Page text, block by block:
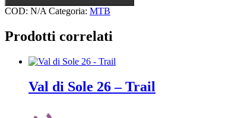
COD: N/A Categoria: MTB
Prodotti correlati
Val di Sole 26 – Trail